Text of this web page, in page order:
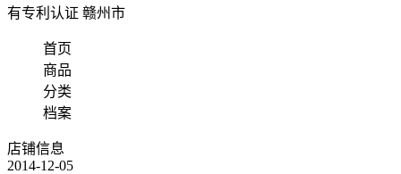
有专利认证 赣州市
首页
商品
分类
档案
店铺信息
2014-12-05